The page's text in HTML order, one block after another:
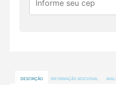
DESCRIÇÃO INFORMAÇÃO ADICIONAL